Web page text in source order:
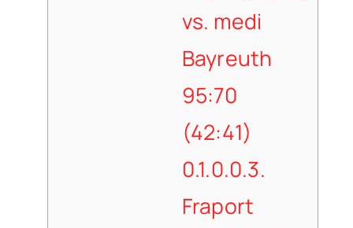
vs. medi
Bayreuth
95:70
(42:41)
0.1.0.0.3.
Fraport